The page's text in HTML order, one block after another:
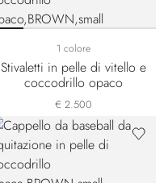
1 colore
Stivaletti in pelle di vitello e
coccodrillo opaco
€ 2.500